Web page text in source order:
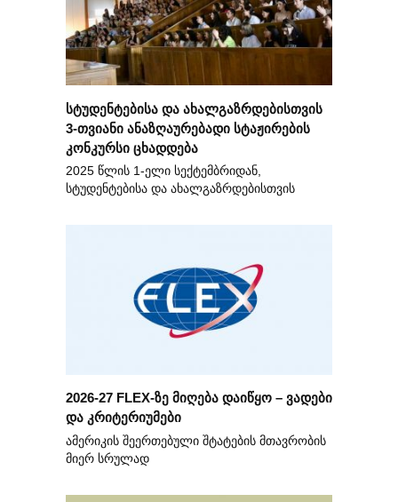
სტუდენტებისა და ახალგაზრდებისთვის
3-თვიანი ანაზღაურებადი სტაჟირების
კონკურსი ცხადდება
2025 წლის 1-ელი სექტემბრიდან,
სტუდენტებისა და ახალგაზრდებისთვის
2026-27 FLEX-ზე მიღება დაიწყო – ვადები
და კრიტერიუმები
ამერიკის შეერთებული შტატების მთავრობის
მიერ სრულად